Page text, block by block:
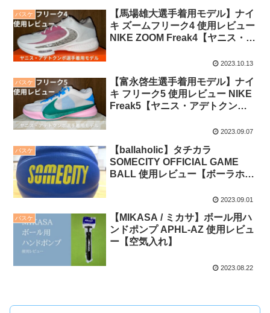
バスケ
【馬場雄大選手着用モデル】ナイ
キ ズームフリーク4 使用レビュー
NIKE ZOOM Freak4【ヤニス・ア
2023.10.13
バスケ
【富永啓生選手着用モデル】ナイ
キ フリーク5 使用レビュー NIKE
Freak5【ヤニス・アデトクン
2023.09.07
バスケ
【ballaholic】タチカラ
SOMECITY OFFICIAL GAME
BALL 使用レビュー【ボーラホリ
2023.09.01
バスケ
【MIKASA / ミカサ】ボール用ハ
ンドポンプ APHL-AZ 使用レビュ
ー【空気入れ】
2023.08.22